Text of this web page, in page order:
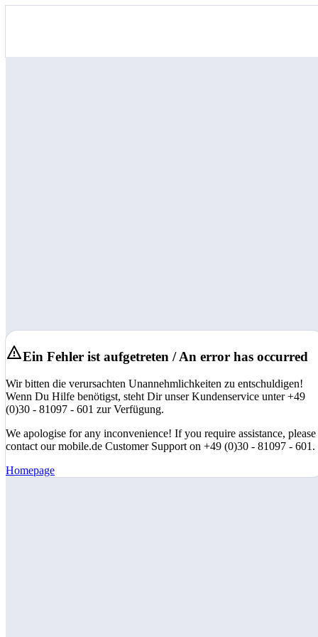
Ein Fehler ist aufgetreten / An error has occurred
Wir bitten die verursachten Unannehmlichkeiten zu entschuldigen!
Wenn Du Hilfe benötigst, steht Dir unser Kundenservice unter +49
(0)30 - 81097 - 601 zur Verfügung.
We apologise for any inconvenience! If you require assistance, please
contact our mobile.de Customer Support on +49 (0)30 - 81097 - 601.
Homepage